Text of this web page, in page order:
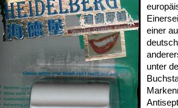
einer
unter